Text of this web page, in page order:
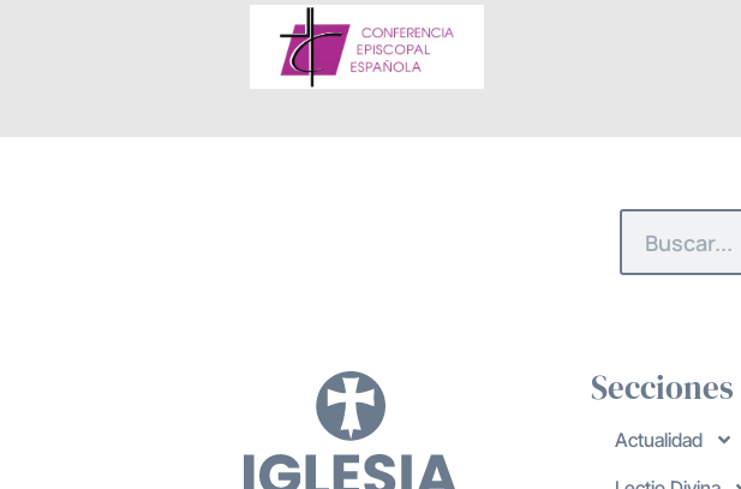
Secciones
Actualidad